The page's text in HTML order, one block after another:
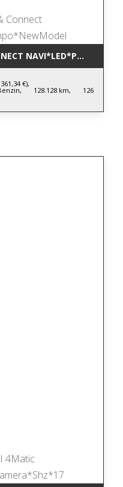
€),
128.128 km, 126